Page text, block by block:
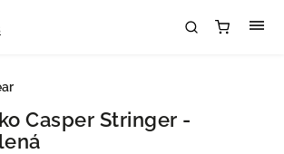
Casper Stringer -